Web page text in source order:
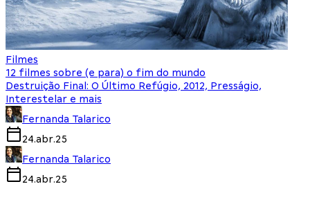
Filmes
12 filmes sobre (e para) o fim do mundo
Destruição Final: O Último Refúgio, 2012, Presságio,
Interestelar e mais
Fernanda Talarico
24.abr.25
Fernanda Talarico
24.abr.25